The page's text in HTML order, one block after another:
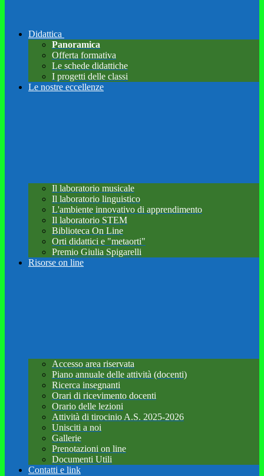
Didattica
Panoramica
Offerta formativa
Le schede didattiche
I progetti delle classi
Le nostre eccellenze
Il laboratorio musicale
Il laboratorio linguistico
L'ambiente innovativo di apprendimento
Il laboratorio STEM
Biblioteca On Line
Orti didattici e "metaorti"
Premio Giulia Spigarelli
Risorse on line
Accesso area riservata
Piano annuale delle attività (docenti)
Ricerca insegnanti
Orari di ricevimento docenti
Orario delle lezioni
Attività di tirocinio A.S. 2025-2026
Unisciti a noi
Gallerie
Prenotazioni on line
Documenti Utili
Contatti e link